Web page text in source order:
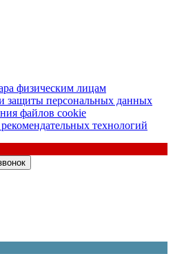
физическим лицам
защиты персональных данных
файлов cookie
технологий